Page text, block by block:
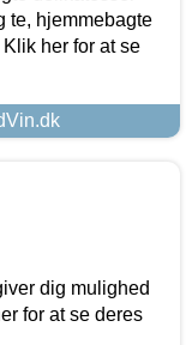
te, hjemmebagte
her for at se
dig mulighed
for at se deres